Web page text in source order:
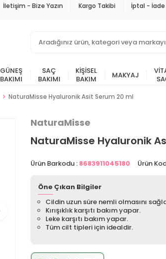
İletişim - Bize Yazın Kargo Takibi İptal - İade
GÜNEŞ
BAKIMI
SAÇ
BAKIMI
KIŞISEL
BAKIM
MAKYAJ
NaturaMisse Hyaluronik Asit Serum 20 ml
NaturaMisse
NaturaMisse Hyaluronik
Ürün Barkodu : 8683911045180 Ürün
Öne Çıkan Bilgiler
Cildin uzun süre nemli olmasını
Kırışıklık karşıtı bakım yapar.
Leke karşıtı bakım yapar.
Tüm cilt tipleri için idealdir.